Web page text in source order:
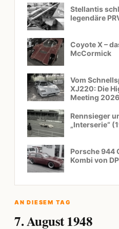
Stellantis
legendäre
Coyote X –
McCormick
Vom
XJ220: Die
Meeting 2026
Rennsieger
„Interserie“
Porsche 944
Kombi von
AN DIESEM TAG
7. August 1948